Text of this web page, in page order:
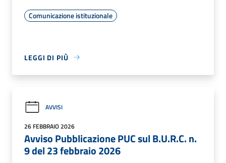
Comunicazione istituzionale
LEGGI DI PIÙ
AVVISI
26 FEBBRAIO 2026
Avviso Pubblicazione PUC sul B.U.R.C. n.
9 del 23 febbraio 2026